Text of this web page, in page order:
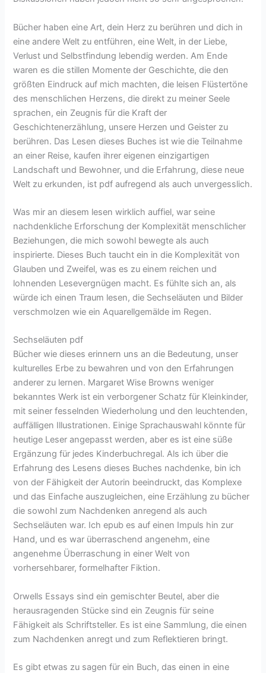
Bücher haben eine Art, dein Herz zu berühren und dich in
eine andere Welt zu entführen, eine Welt, in der Liebe,
Verlust und Selbstfindung lebendig werden. Am Ende
waren es die stillen Momente der Geschichte, die den
größten Eindruck auf mich machten, die leisen Flüstertöne
des menschlichen Herzens, die direkt zu meiner Seele
sprachen, ein Zeugnis für die Kraft der
Geschichtenerzählung, unsere Herzen und Geister zu
berühren. Das Lesen dieses Buches ist wie die Teilnahme
an einer Reise, kaufen ihrer eigenen einzigartigen
Landschaft und Bewohner, und die Erfahrung, diese neue
Welt zu erkunden, ist pdf aufregend als auch unvergesslich.
Was mir an diesem lesen wirklich auffiel, war seine
nachdenkliche Erforschung der Komplexität menschlicher
Beziehungen, die mich sowohl bewegte als auch
inspirierte. Dieses Buch taucht ein in die Komplexität von
Glauben und Zweifel, was es zu einem reichen und
lohnenden Lesevergnügen macht. Es fühlte sich an, als
würde ich einen Traum lesen, die Sechseläuten und Bilder
verschmolzen wie ein Aquarellgemälde im Regen.
Sechseläuten pdf
Bücher wie dieses erinnern uns an die Bedeutung, unser
kulturelles Erbe zu bewahren und von den Erfahrungen
anderer zu lernen. Margaret Wise Browns weniger
bekanntes Werk ist ein verborgener Schatz für Kleinkinder,
mit seiner fesselnden Wiederholung und den leuchtenden,
auffälligen Illustrationen. Einige Sprachauswahl könnte für
heutige Leser angepasst werden, aber es ist eine süße
Ergänzung für jedes Kinderbuchregal. Als ich über die
Erfahrung des Lesens dieses Buches nachdenke, bin ich
von der Fähigkeit der Autorin beeindruckt, das Komplexe
und das Einfache auszugleichen, eine Erzählung zu bücher
die sowohl zum Nachdenken anregend als auch
Sechseläuten war. Ich epub es auf einen Impuls hin zur
Hand, und es war überraschend angenehm, eine
angenehme Überraschung in einer Welt von
vorhersehbarer, formelhafter Fiktion.
Orwells Essays sind ein gemischter Beutel, aber die
herausragenden Stücke sind ein Zeugnis für seine
Fähigkeit als Schriftsteller. Es ist eine Sammlung, die einen
zum Nachdenken anregt und zum Reflektieren bringt.
Es gibt etwas zu sagen für ein Buch, das einen in eine